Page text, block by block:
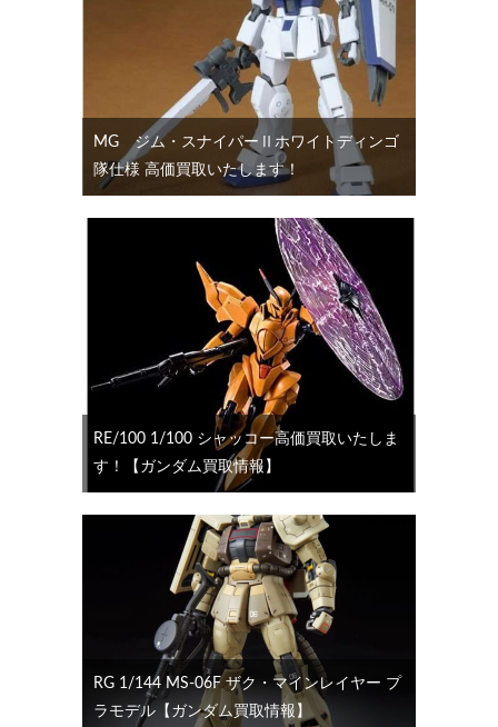
MG ジム・スナイパーⅡホワイトディンゴ
隊仕様 高価買取いたします！
RE/100 1/100 シャッコー高価買取いたしま
す！【ガンダム買取情報】
RG 1/144 MS-06F ザク・マインレイヤー プ
ラモデル【ガンダム買取情報】